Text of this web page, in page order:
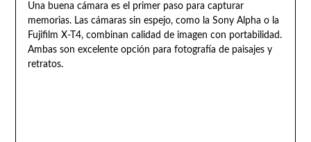
Una buena cámara es el primer paso para capturar
memorias. Las cámaras sin espejo, como la Sony Alpha o la
Fujifilm X-T4, combinan calidad de imagen con portabilidad.
Ambas son excelente opción para fotografía de paisajes y
retratos.